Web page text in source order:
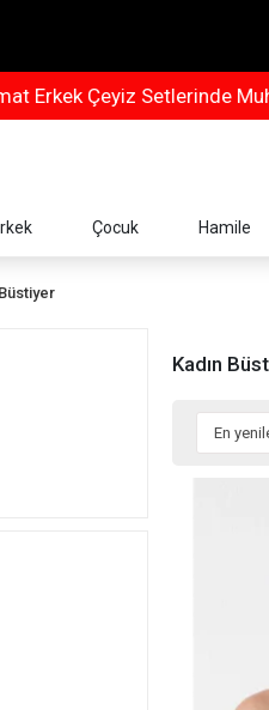
Setlerinde Muhteşem
Çocuk Hamile
Kadın